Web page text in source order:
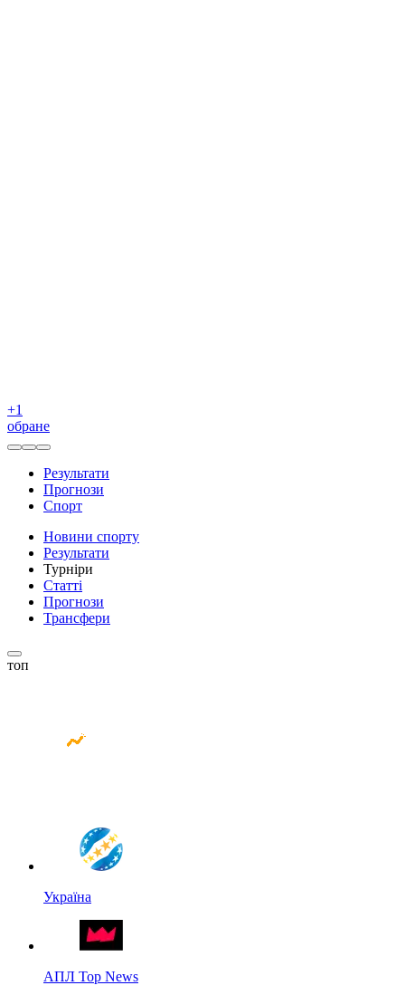
+1
обране
Результати
Прогнози
Спорт
Новини спорту
Результати
Турніри
Статті
Прогнози
Трансфери
топ
Україна
АПЛ Top News